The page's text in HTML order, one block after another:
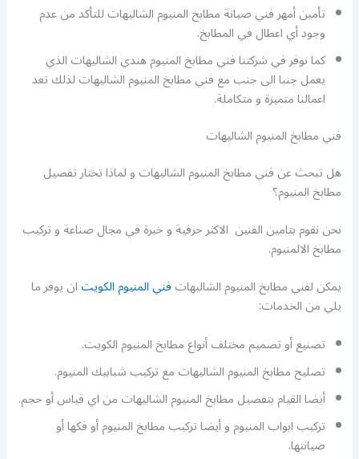
تأمين أمهر فني صيانة مطابخ المنيوم الشاليهات للتأكد من عدم
وجود أي اعطال في المطابخ.
كما نوفر في شركتنا فني مطابخ المنيوم هندي الشاليهات الذي
يعمل جنبا الى جنب مع فني مطابخ المنيوم الشاليهات لذلك تعد
اعمالنا متميزة و متكاملة.
فني مطابخ المنيوم الشاليهات
هل تبحث عن فني مطابخ المنيوم الشاليهات و لماذا تختار تفصيل
مطابخ المنيوم؟
نحن نقوم بتامين الفنين الاكثر حرفية و خبرة في مجال صناعة و تركيب
مطابخ الالمنيوم.
يمكن لفني مطابخ المنيوم الشاليهاتفني المنيوم الكويتان يوفر ما
يلي من الخدمات:
تصنيع أو تصميم مختلف أنواع مطابخ المنيوم الكويت.
تصليح مطابخ المنيوم الشاليهات مع تركيب شبابيك المنيوم.
أيضا القيام بتفصيل مطابخ المنيوم الشاليهات من اي قياس أو حجم.
تركيب ابواب المنيوم و أيضا تركيب مطابخ المنيوم أو فكها أو
صيانتها.